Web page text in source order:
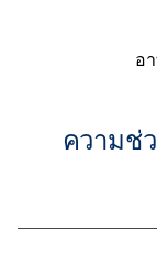
อ
ความช่